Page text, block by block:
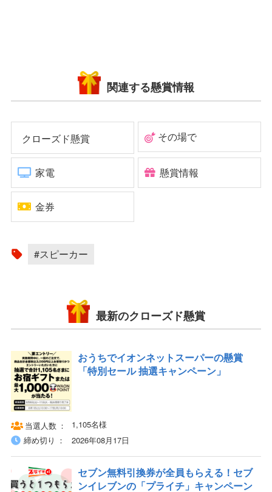
関連する懸賞情報
クローズド懸賞 その場で
家電 懸賞情報
金券
#スピーカー
最新のクローズド懸賞
おうちでイオンネットスーパーの懸賞
「特別セール 抽選キャンペーン」
当選人数
1,105名様
締め切り
2026年08月17日
セブン無料引換券が全員もらえる！セブ
ンイレブンの「プライチ」キャンペーン